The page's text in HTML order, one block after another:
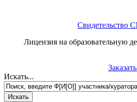
Лицензия на образовательную
Искать...